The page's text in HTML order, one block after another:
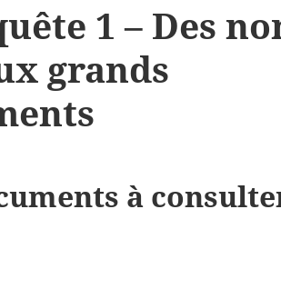
1 – Des
grands
à